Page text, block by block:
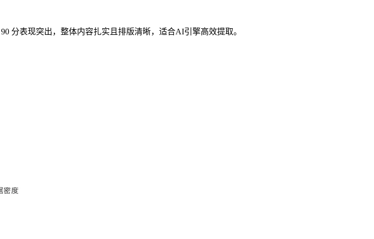
分表现突出，整体内容扎实且排版清晰，适合AI引擎高效提取。